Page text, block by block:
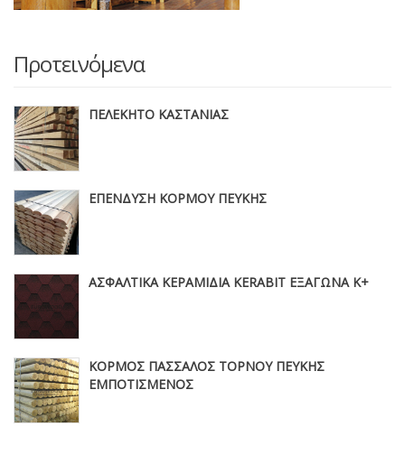
Προτεινόμενα
ΠΕΛΕΚΗΤΟ ΚΑΣΤΑΝΙΑΣ
ΕΠΕΝΔΥΣΗ ΚΟΡΜΟΥ ΠΕΥΚΗΣ
ΑΣΦΑΛΤΙΚΑ ΚΕΡΑΜΙΔΙΑ KERABIT ΕΞΑΓΩΝΑ Κ+
ΚΟΡΜΟΣ ΠΑΣΣΑΛΟΣ ΤΟΡΝΟΥ ΠΕΥΚΗΣ
ΕΜΠΟΤΙΣΜΕΝΟΣ